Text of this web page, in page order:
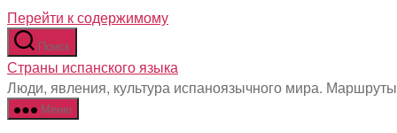
Перейти к содержимому
Поиск
Страны испанского языка
Люди, явления, культура испаноязычного мира.
Меню